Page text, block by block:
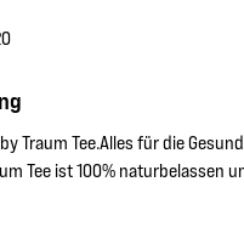
Traum Tee.Alles für die
Tee ist 100% naturbelassen